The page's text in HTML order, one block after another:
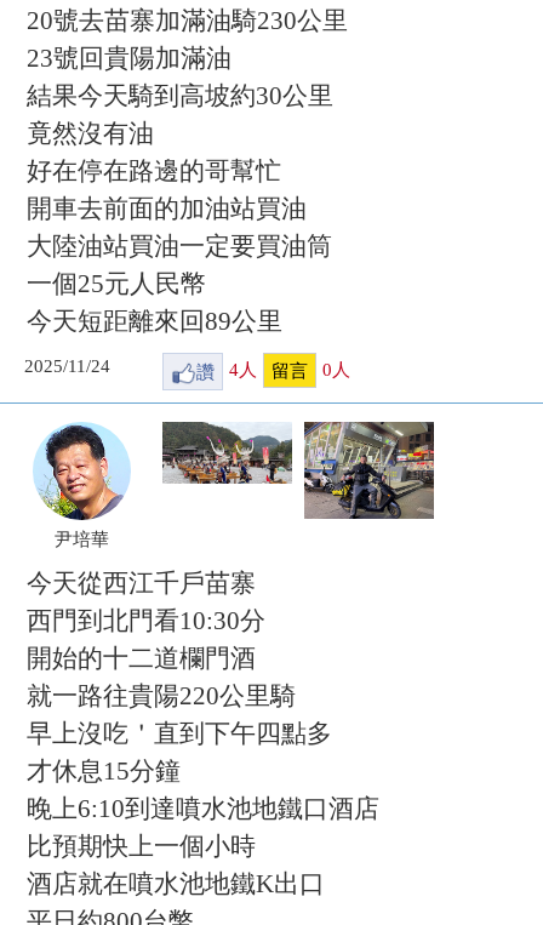
20號去苗寨加滿油騎230公里
23號回貴陽加滿油
結果今天騎到高坡約30公里
竟然沒有油
好在停在路邊的哥幫忙
開車去前面的加油站買油
大陸油站買油一定要買油筒
一個25元人民幣
今天短距離來回89公里
2025/11/24 讚 4人 留言 0人
尹培華
今天從西江千戶苗寨
西門到北門看10:30分
開始的十二道欄門酒
就一路往貴陽220公里騎
早上沒吃＇直到下午四點多
才休息15分鐘
晚上6:10到達噴水池地鐵口酒店
比預期快上一個小時
酒店就在噴水池地鐵K出口